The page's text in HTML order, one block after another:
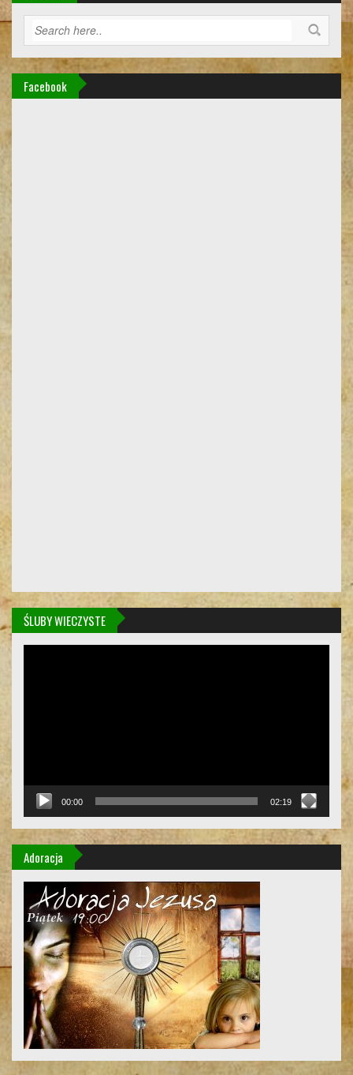
Facebook
ŚLUBY WIECZYSTE
00:00 02:19
Adoracja